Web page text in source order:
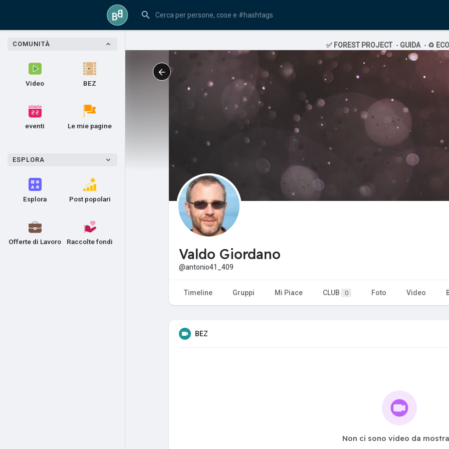
COMUNITÀ
Video BEZ
eventi Le mie pagine
ESPLORA
Esplora Post popolari
Offerte di Lavoro Raccolte fondi
✅ FOREST PROJECT - GUIDA - ♻️
Valdo Giordano
@antonio41_409
Timeline Gruppi Mi Piace CLUB 0 Foto Video
BEZ
Non ci sono video da